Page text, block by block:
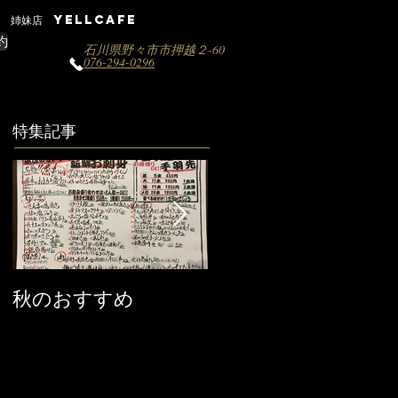
姉妹店 YELLCAFE
石川県野々市市押越２-60
076-294-0296
特集記事
秋のおすすめ